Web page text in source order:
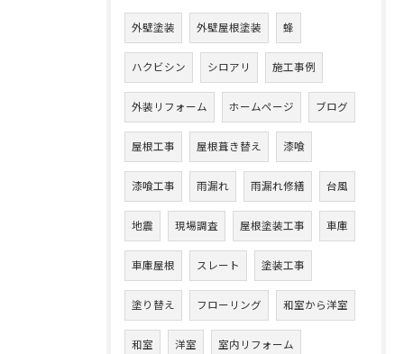
外壁塗装 外壁屋根塗装 蜂
ハクビシン シロアリ 施工事例
外装リフォーム ホームページ ブログ
屋根工事 屋根葺き替え 漆喰
漆喰工事 雨漏れ 雨漏れ修繕 台風
地震 現場調査 屋根塗装工事 車庫
車庫屋根 スレート 塗装工事
塗り替え フローリング 和室から洋室
和室 洋室 室内リフォーム